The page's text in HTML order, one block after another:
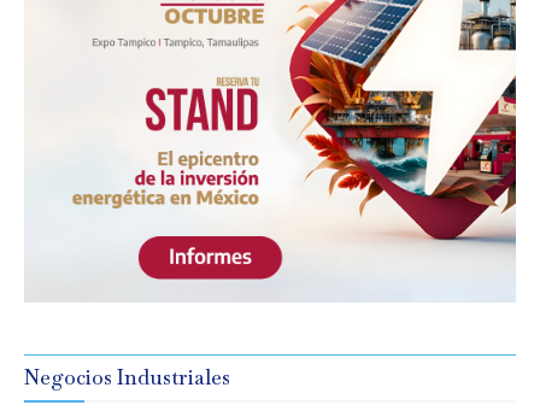
Negocios Industriales